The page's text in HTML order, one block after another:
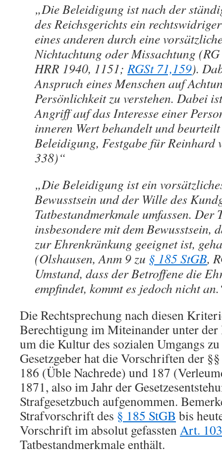
„Die Beleidigung ist nach der
des Reichsgerichts ein
eines anderen durch eine
Nichtachtung oder Missachtung
HRR 1940, 1151;RGSt 71,159).
Anspruch eines Menschen auf
Persönlichkeit zu verstehen. Dabei
Angriff auf das Interesse einer
inneren Wert behandelt und
Beleidigung, Festgabe für
338)“
„Die Beleidigung ist ein
Bewusstsein und der Wille des
Tatbestandmerkmale umfassen. Der
insbesondere mit dem Bewusstsein,
zur Ehrenkränkung geeignet ist,
(Olshausen, Anm 9 zu § 185 StGB,
Umstand, dass der Betroffene die
empfindet, kommt es jedoch nicht
Die Rechtsprechung nach diesen
Berechtigung im Miteinander unter der
um die Kultur des sozialen Umgangs
Gesetzgeber hat die Vorschriften der
186 (Üble Nachrede) und 187
1871, also im Jahr der
Strafgesetzbuch aufgenommen.
Strafvorschrift des § 185 StGB bis
Vorschrift im absolut gefasstenArt.
Tatbestandmerkmale enthält.